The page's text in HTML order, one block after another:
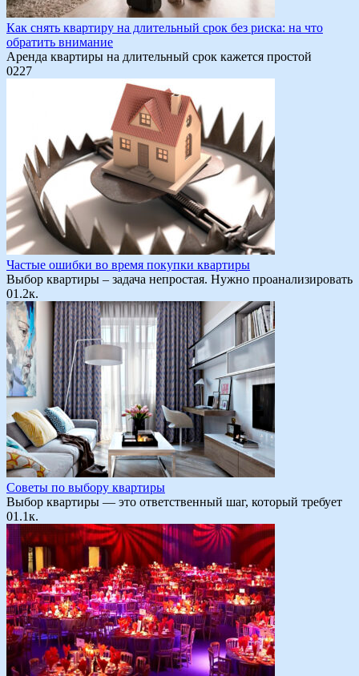
Как снять квартиру на длительный срок без риска: на что
обратить внимание
Аренда квартиры на длительный срок кажется простой
0227
Частые ошибки во время покупки квартиры
Выбор квартиры – задача непростая. Нужно проанализировать
01.2к.
Советы по выбору квартиры
Выбор квартиры — это ответственный шаг, который требует
01.1к.